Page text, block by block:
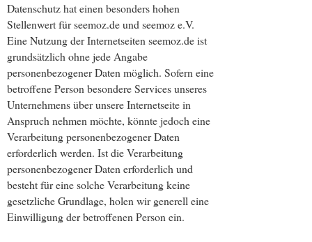
Datenschutz hat einen besonders hohen
Stellenwert für seemoz.de und seemoz e.V.
Eine Nutzung der Internetseiten seemoz.de ist
grundsätzlich ohne jede Angabe
personenbezogener Daten möglich. Sofern eine
betroffene Person besondere Services unseres
Unternehmens über unsere Internetseite in
Anspruch nehmen möchte, könnte jedoch eine
Verarbeitung personenbezogener Daten
erforderlich werden. Ist die Verarbeitung
personenbezogener Daten erforderlich und
besteht für eine solche Verarbeitung keine
gesetzliche Grundlage, holen wir generell eine
Einwilligung der betroffenen Person ein.